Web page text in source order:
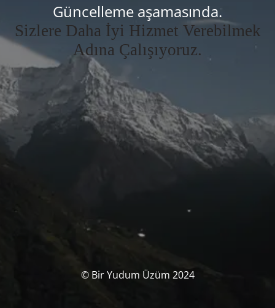
Güncelleme aşamasında.
Sizlere Daha İyi Hizmet Verebilmek
Adına Çalışıyoruz.
© Bir Yudum Üzüm 2024